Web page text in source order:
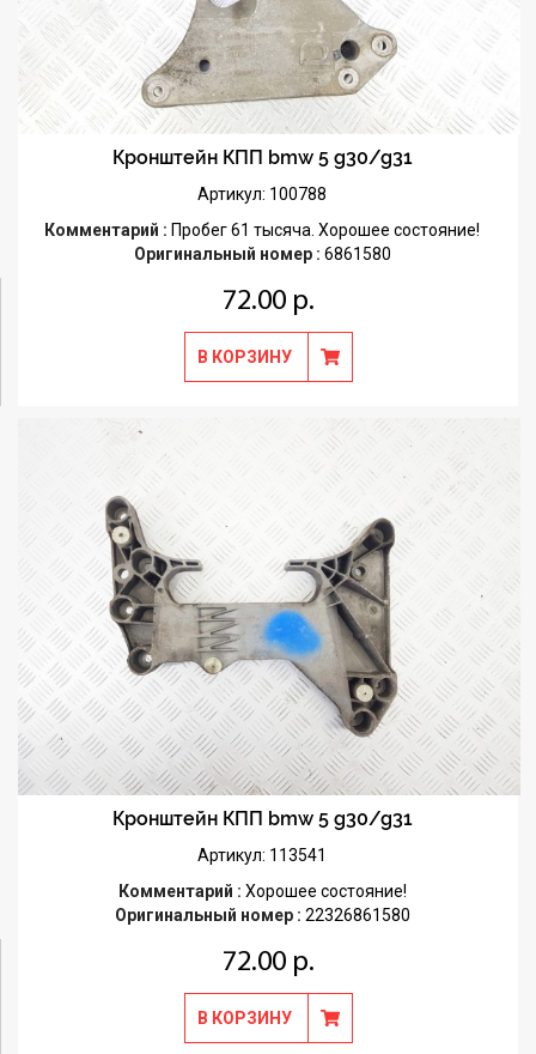
Кронштейн КПП bmw 5 g30/g31
Артикул: 100788
Комментарий : Пробег 61 тысяча. Хорошее состояние!
Оригинальный номер : 6861580
72.00 р.
В КОРЗИНУ
Кронштейн КПП bmw 5 g30/g31
Артикул: 113541
Комментарий : Хорошее состояние!
Оригинальный номер : 22326861580
72.00 р.
В КОРЗИНУ